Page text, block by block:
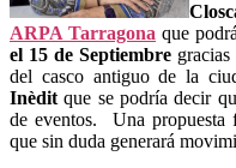
ARPA Tarragona que
el 15 de Septiembre
del casco antiguo de la
Inèditque se podría decir
de eventos. Una propuesta
que sin duda generará